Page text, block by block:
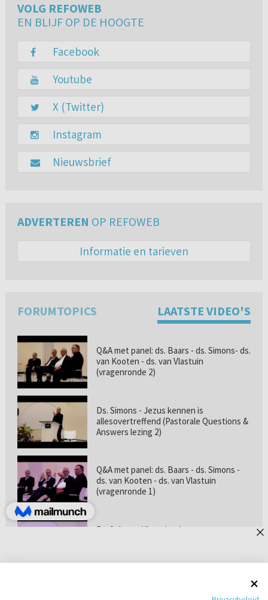
VOLG REFOWEB
EN BLIJF OP DE HOOGTE
Facebook
Youtube
X (Twitter)
Instagram
Nieuwsbrief
ADVERTEREN OP REFOWEB
Informatie en tarieven
FORUMTOPICS LAATSTE VIDEO'S
Q&A met panel: ds. Baars - ds. Simons- ds.
van Kooten - ds. van Vlastuin
(vragenronde 2)
Ds. Simons - Jezus kennen is
allesovertreffend (Pastorale Questions &
Answers lezing 2)
Q&A met panel: ds. Baars - ds. Simons -
ds. van Kooten - ds. van Vlastuin
(vragenronde 1)
Prof. dr. van Vlastuin - Is